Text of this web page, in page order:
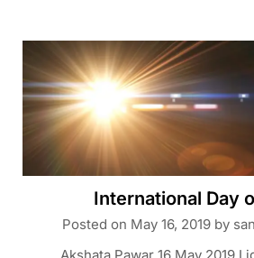
International Day
Posted on May 16, 2019 by